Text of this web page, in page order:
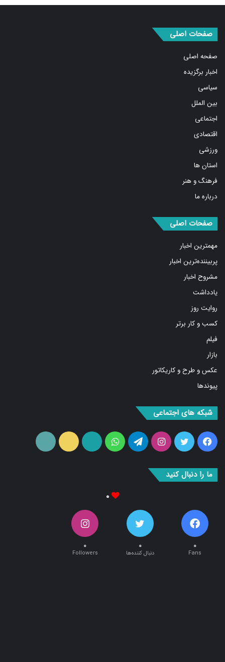
صفحه اصلی
اخبار برگزیده
سیاسی
بین الملل
اجتماعی
اقتصادی
ورزشی
استان ها
فرهنگ و هنر
مهمترین اخبار
پربیننده‌ترین اخبار
مشروح اخبار
یادداشت
روایت روز
کسب و کار برتر
فیلم
بازار
عکس و طرح و کاریکاتور
فیس
بوک
توییتراینستاگرامتلگرامواتس
آپارات ایتا